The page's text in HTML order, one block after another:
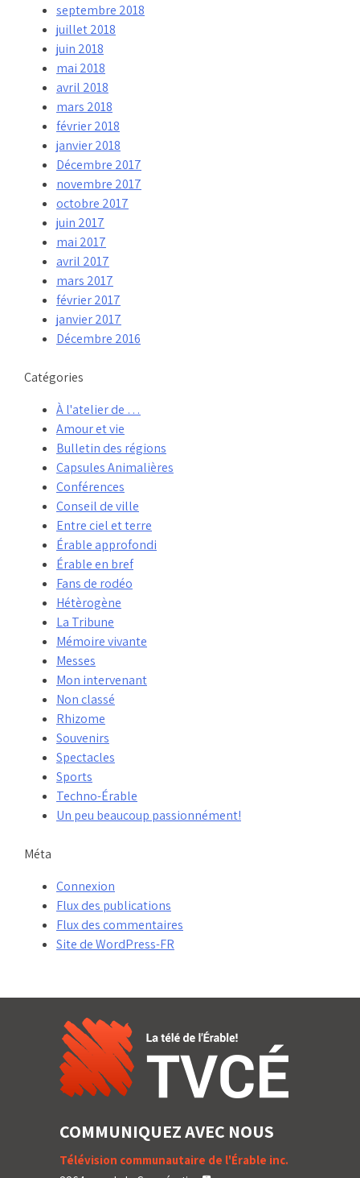
septembre 2018
juillet 2018
juin 2018
mai 2018
avril 2018
mars 2018
février 2018
janvier 2018
Décembre 2017
novembre 2017
octobre 2017
juin 2017
mai 2017
avril 2017
mars 2017
février 2017
janvier 2017
Décembre 2016
Catégories
À l'atelier de …
Amour et vie
Bulletin des régions
Capsules Animalières
Conférences
Conseil de ville
Entre ciel et terre
Érable approfondi
Érable en bref
Fans de rodéo
Hétèrogène
La Tribune
Mémoire vivante
Messes
Mon intervenant
Non classé
Rhizome
Souvenirs
Spectacles
Sports
Techno-Érable
Un peu beaucoup passionnément!
Méta
Connexion
Flux des publications
Flux des commentaires
Site de WordPress-FR
COMMUNIQUEZ AVEC NOUS
Télévision communautaire de l'Érable inc.